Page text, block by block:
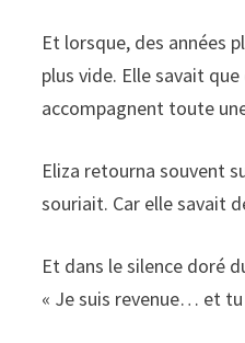
Et lorsque, des années
plus vide. Elle savait
accompagnent toute
Eliza retourna souvent
souriait. Car elle savait
Et dans le silence doré
« Je suis revenue… et tu